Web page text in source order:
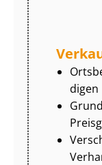
di­gen